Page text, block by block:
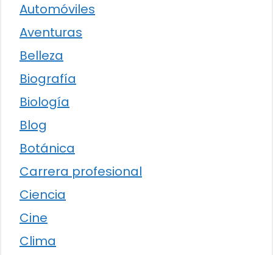
Automóviles
Aventuras
Belleza
Biografía
Biología
Blog
Botánica
Carrera profesional
Ciencia
Cine
Clima